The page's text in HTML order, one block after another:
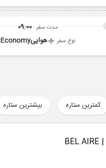
مدت سفر : 09:00
نوع سفر : هواییEconomy
کمترین ستاره بیشترین ستاره
| BEL AIRE